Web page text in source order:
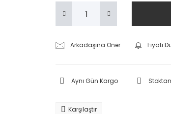
Arkadaşına Öner Fiyatı
Aynı Gün Kargo
Karşılaştır